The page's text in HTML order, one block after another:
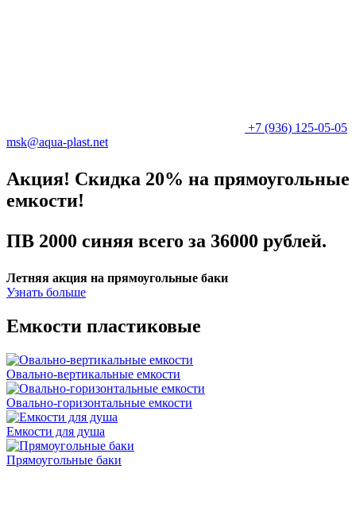
+7 (936) 125-05-05
msk@aqua-plast.net
Акция! Скидка 20% на прямоугольные
емкости!
ПВ 2000 синяя всего за 36000 рублей.
Летняя акция на прямоугольные баки
Узнать больше
Емкости пластиковые
Овально-вертикальные емкости
Овально-горизонтальные емкости
Емкости для душа
Прямоугольные баки